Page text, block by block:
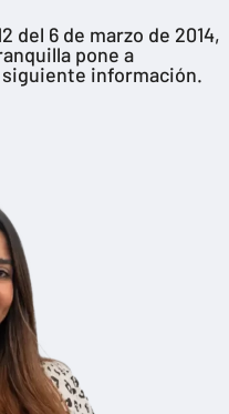
del 6 de marzo de 2014,
pone a
siguiente información.